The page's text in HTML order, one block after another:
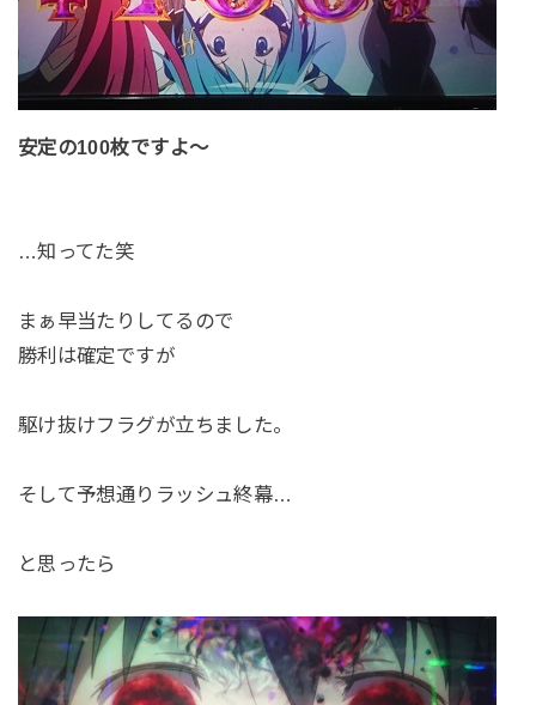
安定の100枚ですよ～
…知ってた笑
まぁ早当たりしてるので
勝利は確定ですが
駆け抜けフラグが立ちました。
そして予想通りラッシュ終幕…
と思ったら